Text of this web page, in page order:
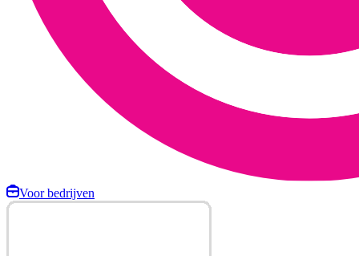
Voor bedrijven